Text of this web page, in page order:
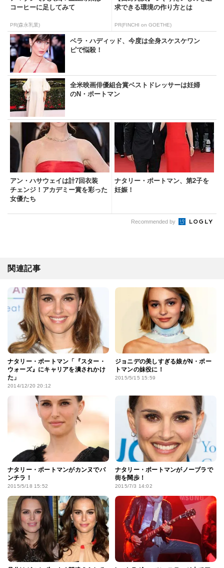
コーヒーに足してみて
PR(森永乳業)
求できる環境の作り方とは
PR(FINCHI on GOETHE)
ベラ・ハディッド、今度は全身スケスケワン
ピで悩殺！
全米映画俳優組合賞ベストドレッサーは妊婦
のN・ポートマン
アン・ハサウェイは計7回衣装
チェンジ！アカデミー賞を彩った
女優たち
ナタリー・ポートマン、第2子を
妊娠！
Recommended by
関連記事
ナタリー・ポートマン「『スター・
ウォーズ』にキャリアを潰されかけ
た」
2014/12/20 20:12
ジョニデの美しすぎる娘がN・ポー
トマンの妹役に！
2015/5/15 15:59
ナタリー・ポートマンがカンヌでパ
ンチラ！
2015/5/18 15:52
ナタリー・ポートマンがノーブラで
街を闊歩！
2015/7/3 14:02